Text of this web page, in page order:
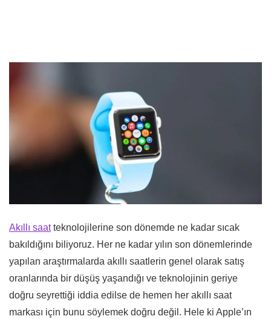
Akıllı saatteknolojilerine son dönemde ne kadar sıcak
bakıldığını biliyoruz. Her ne kadar yılın son dönemlerinde
yapılan araştırmalarda akıllı saatlerin genel olarak satış
oranlarında bir düşüş yaşandığı ve teknolojinin geriye
doğru seyrettiği iddia edilse de hemen her akıllı saat
markası için bunu söylemek doğru değil. Hele ki Apple’ın